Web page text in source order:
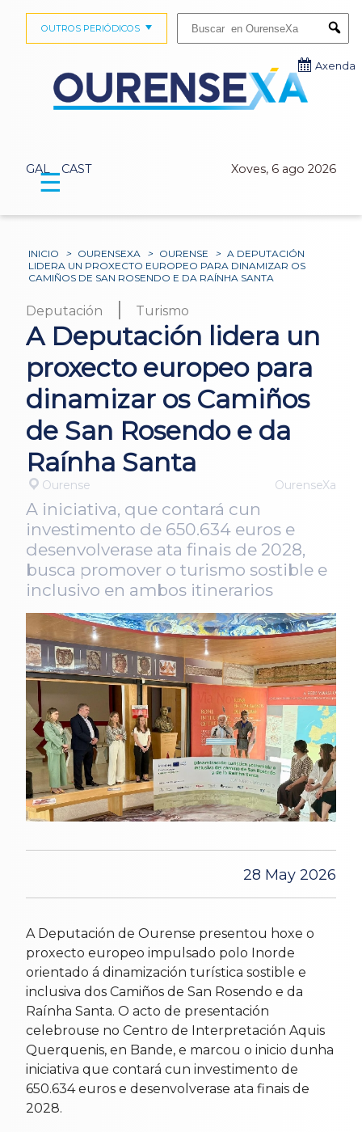
GAL CAST Xoves, 6 ago 2026
OUTROS PERIÓDICOS
Axenda
☰
INICIO > OURENSEXA > OURENSE > A DEPUTACIÓN
LIDERA UN PROXECTO EUROPEO PARA DINAMIZAR OS
CAMIÑOS DE SAN ROSENDO E DA RAÍNHA SANTA
Deputación | Turismo
A Deputación lidera un
proxecto europeo para
dinamizar os Camiños
de San Rosendo e da
Raínha Santa
Ourense OurenseXa
A iniciativa, que contará cun
investimento de 650.634 euros e
desenvolverase ata finais de 2028,
busca promover o turismo sostible e
inclusivo en ambos itinerarios
28 May 2026
A Deputación de Ourense presentou hoxe o
proxecto europeo impulsado polo Inorde
orientado á dinamización turística sostible e
inclusiva dos Camiños de San Rosendo e da
Raínha Santa. O acto de presentación
celebrouse no Centro de Interpretación Aquis
Querquenis, en Bande, e marcou o inicio dunha
iniciativa que contará cun investimento de
650.634 euros e desenvolverase ata finais de
2028.